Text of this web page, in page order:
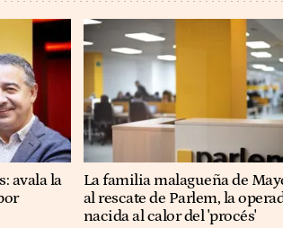
avala la
La familia malagueña de
al rescate de Parlem, la
nacida al calor del 'procés'